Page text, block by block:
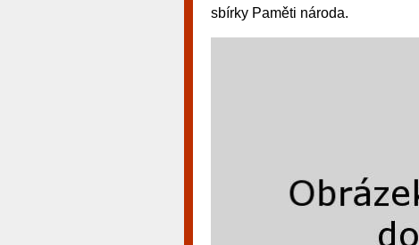
sbírky Paměti národa.
návštěvníky, tak pro příležitostné